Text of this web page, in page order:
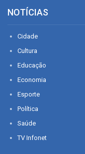
NOTÍCIAS
Cidade
Cultura
Educação
Economia
Esporte
Política
Saúde
TV Infonet